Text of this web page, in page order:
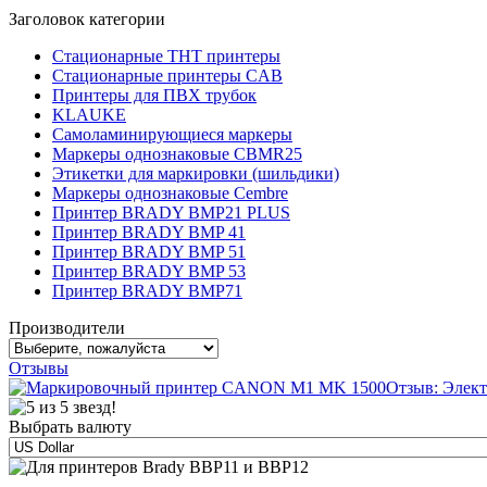
Заголовок категории
Стационарные THT принтеры
Стационарные принтеры CAB
Принтеры для ПВХ трубок
KLAUKE
Самоламинирующиеся маркеры
Маркеры однознаковые CBMR25
Этикетки для маркировки (шильдики)
Маркеры однознаковые Cembre
Принтер BRADY BMP21 PLUS
Принтер BRADY BMP 41
Принтер BRADY BMP 51
Принтер BRADY BMP 53
Принтер BRADY BMP71
Производители
Отзывы
Отзыв:
Выбрать валюту